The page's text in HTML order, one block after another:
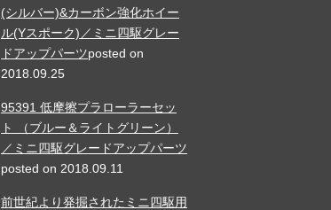
(シルバー)&カーボン強化ホイー
ル(Yスポーク)／ミニ四駆グレー
ドアップパーツposted on
2018.09.25
95391 低摩擦プラローラーセッ
ト （ブルー＆ライトグリーン）
／ミニ四駆グレードアップパーツ
posted on 2018.09.11
前世紀より発掘されたミニ四駆用